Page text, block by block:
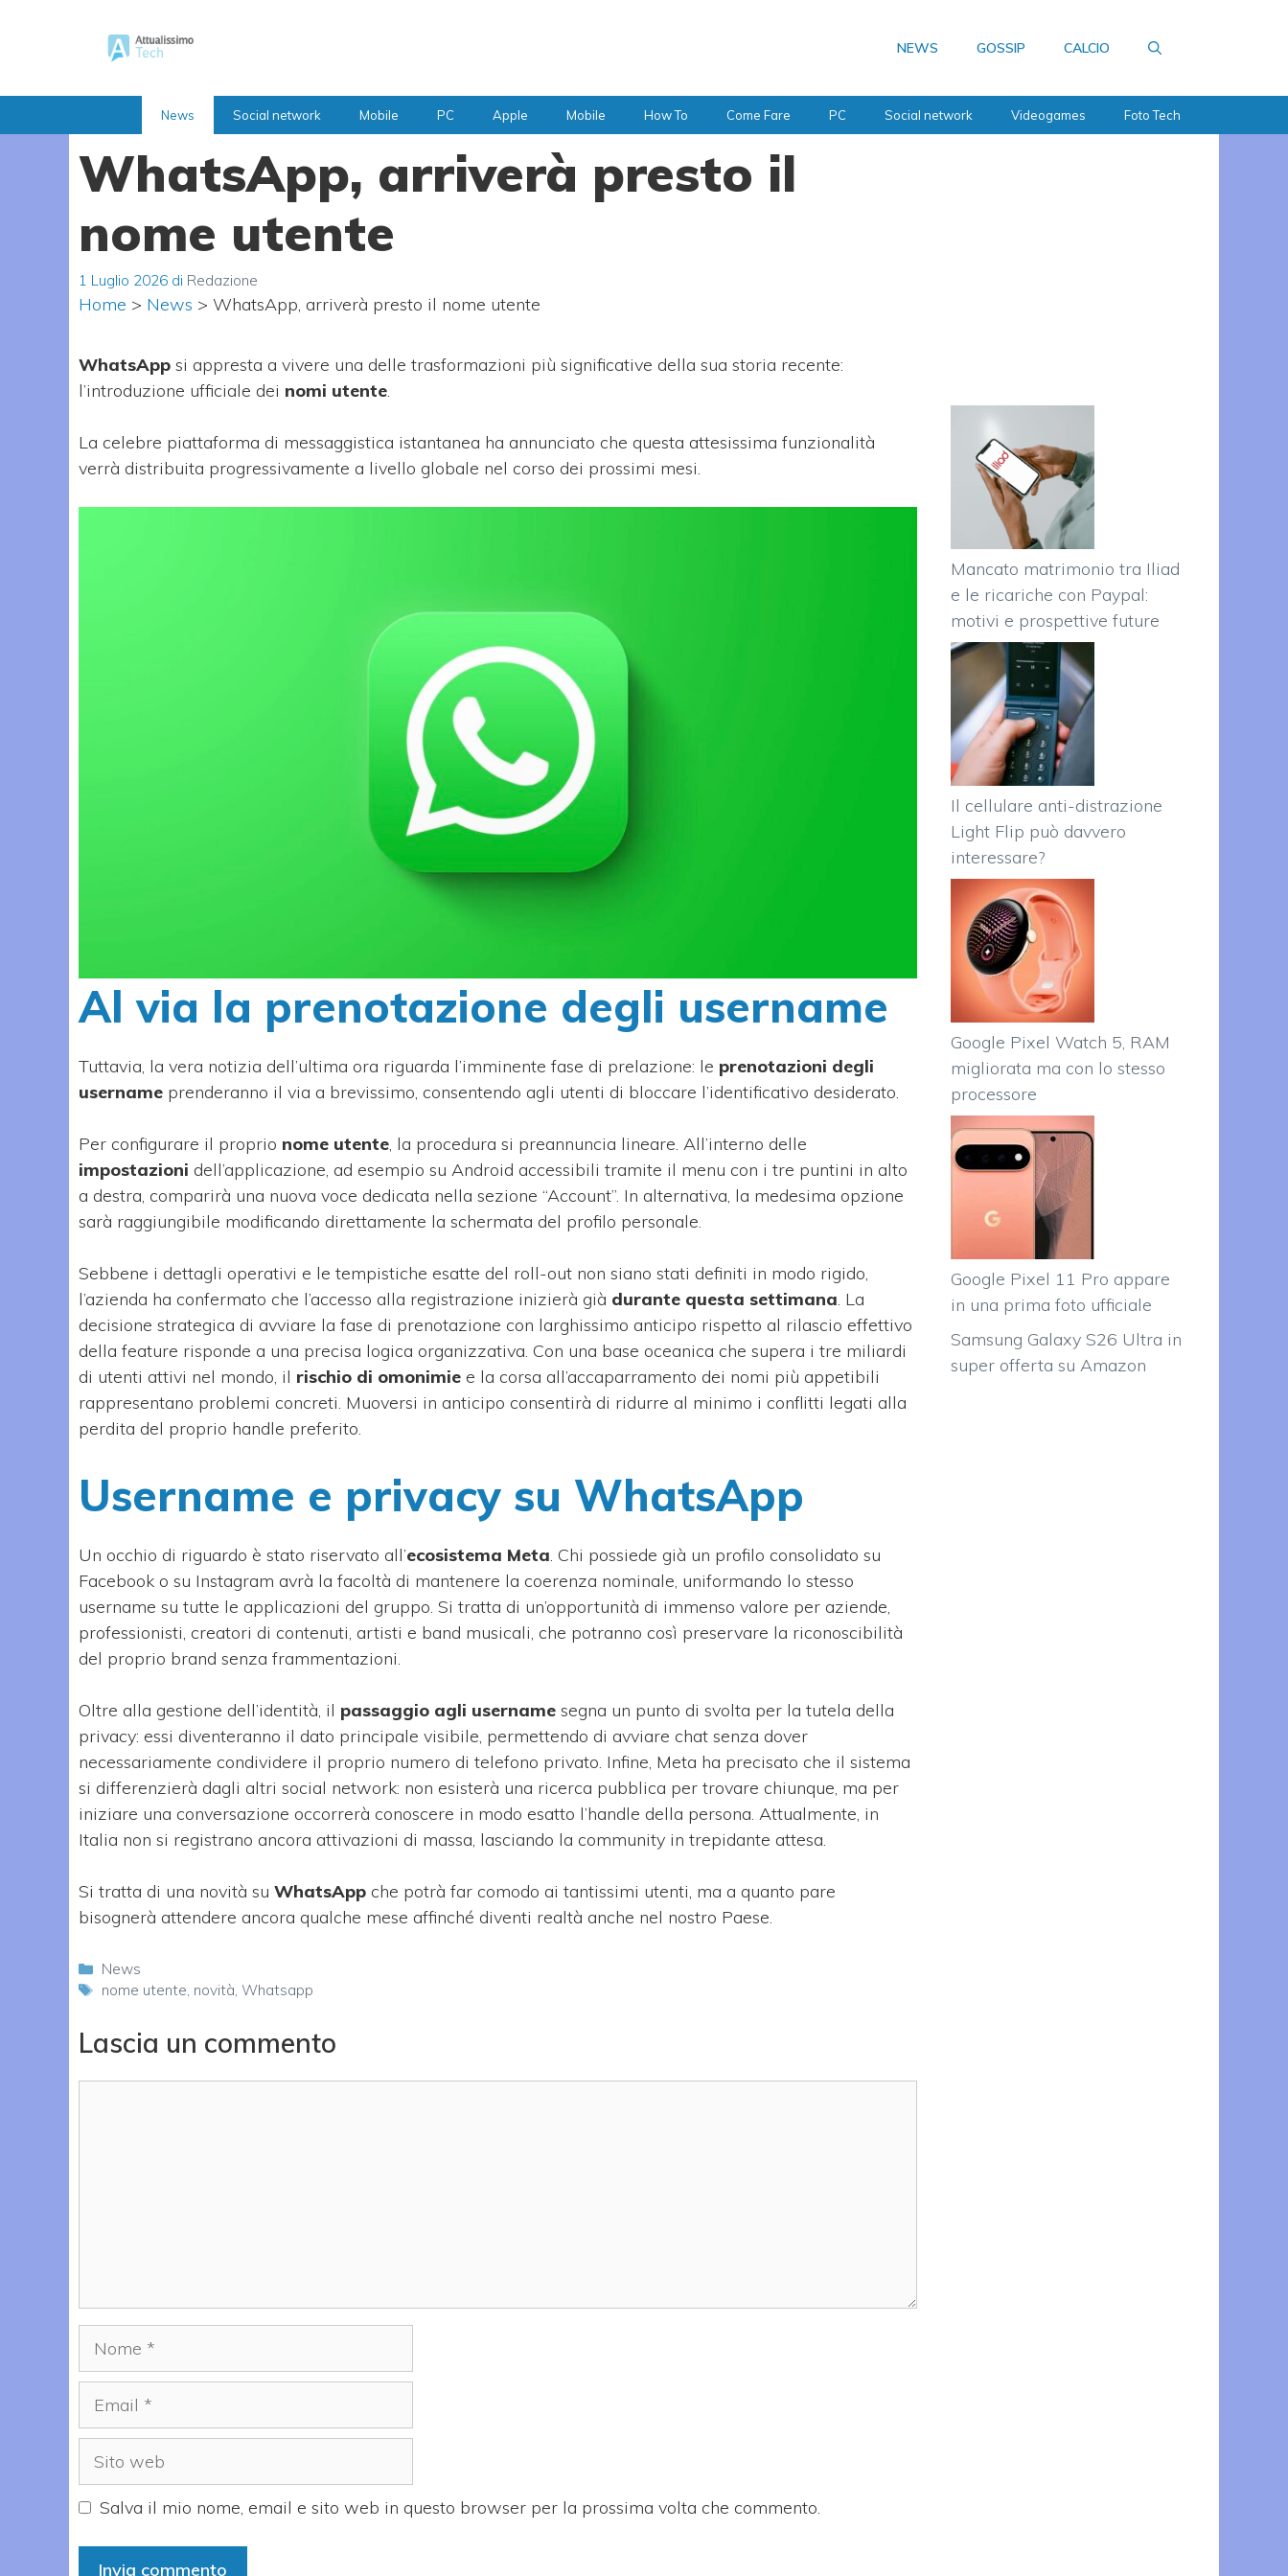
NEWS GOSSIP CALCIO
News Social network Mobile PC Apple Mobile How To Come Fare PC Social network Videogames Foto Tech
WhatsApp, arriverà presto il
nome utente
1 Luglio 2026 di Redazione
Home > News > WhatsApp, arriverà presto il nome utente
WhatsApp si appresta a vivere una delle trasformazioni più significative della sua storia recente:
l’introduzione ufficiale dei nomi utente.
La celebre piattaforma di messaggistica istantanea ha annunciato che questa attesissima funzionalità
verrà distribuita progressivamente a livello globale nel corso dei prossimi mesi.
Al via la prenotazione degli username
Tuttavia, la vera notizia dell’ultima ora riguarda l’imminente fase di prelazione: le prenotazioni degli
username prenderanno il via a brevissimo, consentendo agli utenti di bloccare l’identificativo desiderato.
Per configurare il proprio nome utente, la procedura si preannuncia lineare. All’interno delle
impostazioni dell’applicazione, ad esempio su Android accessibili tramite il menu con i tre puntini in alto
a destra, comparirà una nuova voce dedicata nella sezione “Account”. In alternativa, la medesima opzione
sarà raggiungibile modificando direttamente la schermata del profilo personale.
Sebbene i dettagli operativi e le tempistiche esatte del roll-out non siano stati definiti in modo rigido,
l’azienda ha confermato che l’accesso alla registrazione inizierà già durante questa settimana. La
decisione strategica di avviare la fase di prenotazione con larghissimo anticipo rispetto al rilascio effettivo
della feature risponde a una precisa logica organizzativa. Con una base oceanica che supera i tre miliardi
di utenti attivi nel mondo, il rischio di omonimie e la corsa all’accaparramento dei nomi più appetibili
rappresentano problemi concreti. Muoversi in anticipo consentirà di ridurre al minimo i conflitti legati alla
perdita del proprio handle preferito.
Username e privacy su WhatsApp
Un occhio di riguardo è stato riservato all’ecosistema Meta. Chi possiede già un profilo consolidato su
Facebook o su Instagram avrà la facoltà di mantenere la coerenza nominale, uniformando lo stesso
username su tutte le applicazioni del gruppo. Si tratta di un’opportunità di immenso valore per aziende,
professionisti, creatori di contenuti, artisti e band musicali, che potranno così preservare la riconoscibilità
del proprio brand senza frammentazioni.
Oltre alla gestione dell’identità, il passaggio agli username segna un punto di svolta per la tutela della
privacy: essi diventeranno il dato principale visibile, permettendo di avviare chat senza dover
necessariamente condividere il proprio numero di telefono privato. Infine, Meta ha precisato che il sistema
si differenzierà dagli altri social network: non esisterà una ricerca pubblica per trovare chiunque, ma per
iniziare una conversazione occorrerà conoscere in modo esatto l’handle della persona. Attualmente, in
Italia non si registrano ancora attivazioni di massa, lasciando la community in trepidante attesa.
Si tratta di una novità su WhatsApp che potrà far comodo ai tantissimi utenti, ma a quanto pare
bisognerà attendere ancora qualche mese affinché diventi realtà anche nel nostro Paese.
Categorie
News
Tag
nome utente, novità,Whatsapp
Lascia un commento
Salva il mio nome, email e sito web in questo browser per la prossima volta che commento.
Mancato matrimonio tra Iliad
e le ricariche con Paypal:
motivi e prospettive future
Il cellulare anti-distrazione
Light Flip può davvero
interessare?
Google Pixel Watch 5, RAM
migliorata ma con lo stesso
processore
Google Pixel 11 Pro appare
in una prima foto ufficiale
Samsung Galaxy S26 Ultra in
super offerta su Amazon